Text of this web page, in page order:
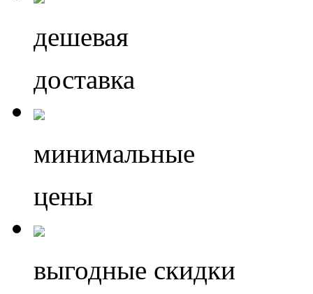
дешевая
доставка
минимальные
цены
выгодные скидки